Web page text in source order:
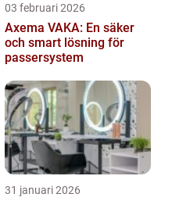
03 februari 2026
Axema VAKA: En säker
och smart lösning för
passersystem
31 januari 2026